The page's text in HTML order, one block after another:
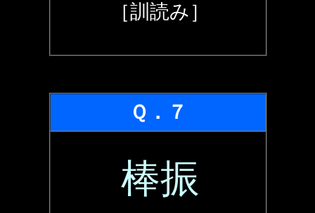
［訓読み］
Ｑ．７
棒振